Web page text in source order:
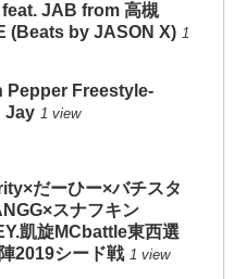
JAB from 高槻
(Beats by JASON X) 1
Pepper Freestyle-
Jay 1 view
だーひー×バチスタ
スナフキン
凱旋MCbattle東西選
2019シード戦 1 view